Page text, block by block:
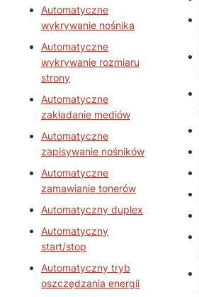
Automatyczne
wykrywanie nośnika
Automatyczne
wykrywanie rozmiaru
strony
Automatyczne
zakładanie mediów
Automatyczne
zapisywanie nośników
Automatyczne
zamawianie tonerów
Automatyczny duplex
Automatyczny
start/stop
Automatyczny tryb
oszczędzania energii